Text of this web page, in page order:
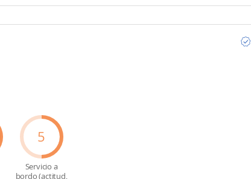
5
Servicio a
bordo (actitud,